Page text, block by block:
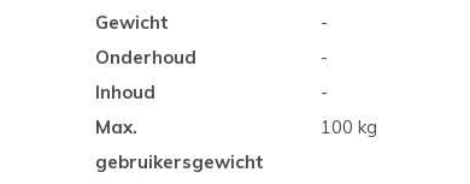
Gewicht
-
Onderhoud
-
Inhoud
-
Max.
gebruikersgewicht
100 kg